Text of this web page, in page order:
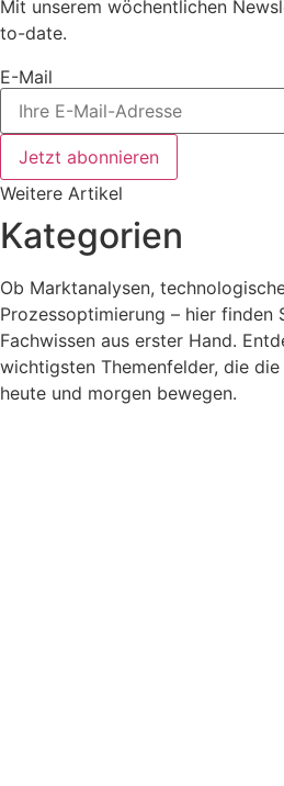
Mit unserem wöchentlichen
to-date.
E-Mail
Jetzt abonnieren
Weitere Artikel
Kategorien
Ob Marktanalysen,
Prozessoptimierung – hier finden
Fachwissen aus erster Hand.
wichtigsten Themenfelder, die
heute und morgen bewegen.